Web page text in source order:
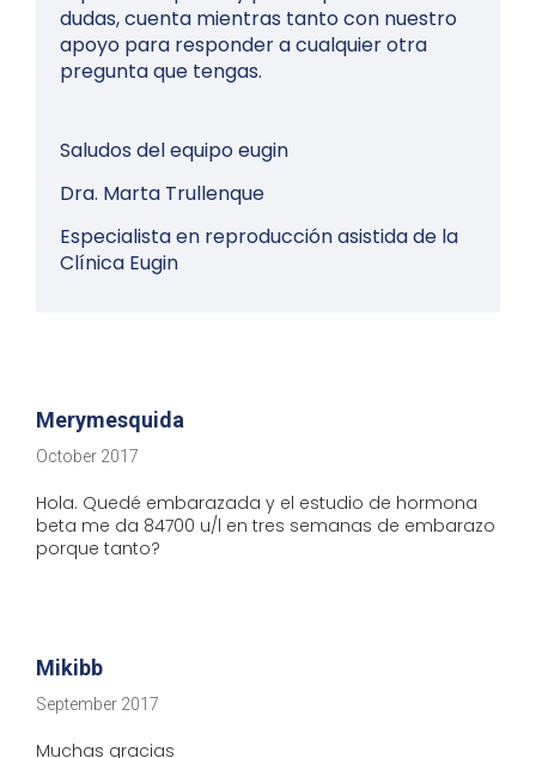
dudas, cuenta mientras tanto con nuestro
apoyo para responder a cualquier otra
pregunta que tengas.
Saludos del equipo eugin
Dra. Marta Trullenque
Especialista en reproducción asistida de la
Clínica Eugin
Merymesquida
October 2017
Hola. Quedé embarazada y el estudio de hormona
beta me da 84700 u/l en tres semanas de embarazo
porque tanto?
Mikibb
September 2017
Muchas gracias